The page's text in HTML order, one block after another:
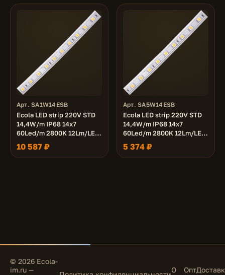
Арт. SA1W14ESB
Ecola LED strip 220V STD
14,4W/m IP68 14x7
60Led/m 2800K 12Lm/LED
720Lm/m лента 100м.
10 587 ₽
Арт. SA5W14ESB
Ecola LED strip 220V STD
14,4W/m IP68 14x7
60Led/m 2800K 12Lm/LED
720Lm/m лента 50м.
5 374 ₽
© 2026 Ecola-
im.ru —
О
Опт